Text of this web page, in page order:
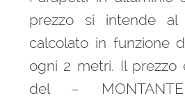
prezzo si intende al
calcolato in funzione
ogni 2 metri. Il prezzo
del – MONTANTE